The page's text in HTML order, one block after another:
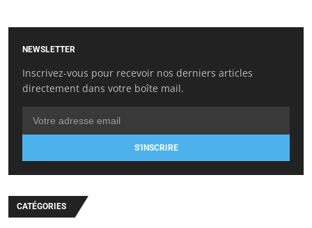
NEWSLETTER
Inscrivez-vous pour recevoir nos derniers articles
directement dans votre boîte mail.
S'INSCRIRE
CATÉGORIES